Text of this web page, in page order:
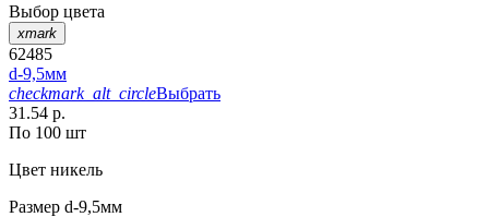
Выбор цвета
xmark
62485
d-9,5мм
checkmark_alt_circleВыбрать
31.54 р.
По 100 шт
Цвет никель
Размер d-9,5мм